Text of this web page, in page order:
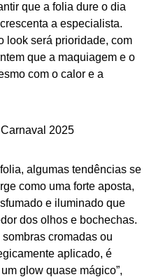
que a folia dure o dia
a especialista.
look será prioridade, com
que a maquiagem e o
com o calor e a
2025
algumas tendências se
como uma forte aposta,
e iluminado que
dos olhos e bochechas.
cromadas ou
aplicado, é
glow quase mágico”,